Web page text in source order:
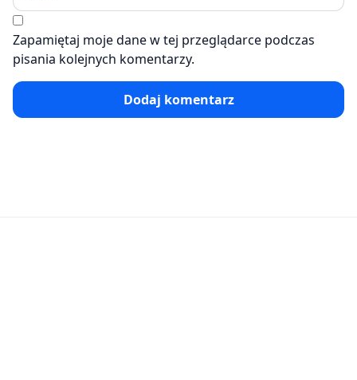
Zapamiętaj moje dane w tej przeglądarce podczas
pisania kolejnych komentarzy.
Dodaj komentarz